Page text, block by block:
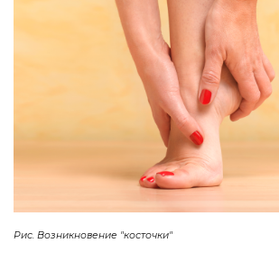
Рис. Возникновение "косточки"